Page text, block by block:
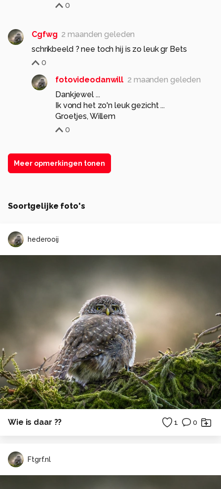
0
Cgfwg 2 maanden geleden
schrikbeeld ? nee toch hij is zo leuk gr Bets
0
fotovideodanwill 2 maanden geleden
Dankjewel ...
Ik vond het zo'n leuk gezicht ...
Groetjes, Willem
0
Meer opmerkingen tonen
Soortgelijke foto's
hederooij
Wie is daar ?? 1 0
Ftgrf.nl